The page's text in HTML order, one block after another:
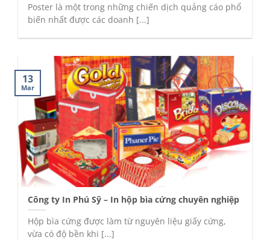
Poster là một trong những chiến dịch quảng cáo phổ
biến nhất được các doanh [...]
Công ty In Phú Sỹ – In hộp bìa cứng chuyên nghiệp
Hộp bìa cứng được làm từ nguyên liệu giấy cứng,
vừa có độ bền khi [...]
13
Mar